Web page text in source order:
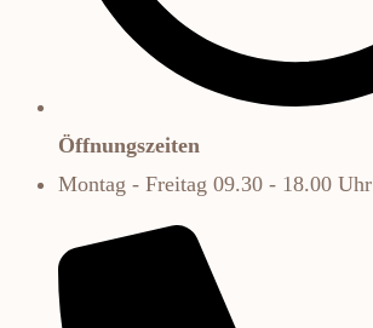
Öffnungszeiten
Montag - Freitag 09.30 - 18.00 Uhr